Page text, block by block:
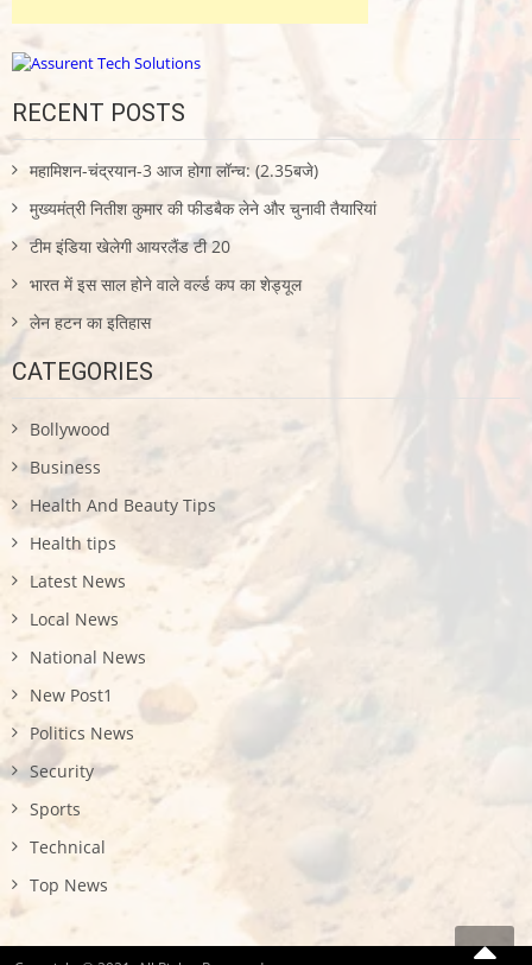
RECENT POSTS
महामिशन-चंद्रयान-3 आज होगा लॉन्च: (2.35बजे)
मुख्यमंत्री नितीश कुमार की फीडबैक लेने और चुनावी तैयारियां
टीम इंडिया खेलेगी आयरलैंड टी 20
भारत में इस साल होने वाले वर्ल्ड कप का शेड्यूल
लेन हटन का इतिहास
CATEGORIES
Bollywood
Business
Health And Beauty Tips
Health tips
Latest News
Local News
National News
New Post1
Politics News
Security
Sports
Technical
Top News